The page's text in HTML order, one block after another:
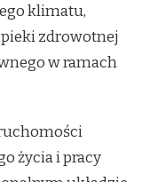
klimatu,
zdrowotnej
w ramach
życia i pracy